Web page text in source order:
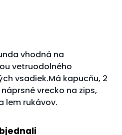
vhodná na
vetruodolného
vsadiek.Má kapucňu, 2
vrecko na zips,
lem rukávov.